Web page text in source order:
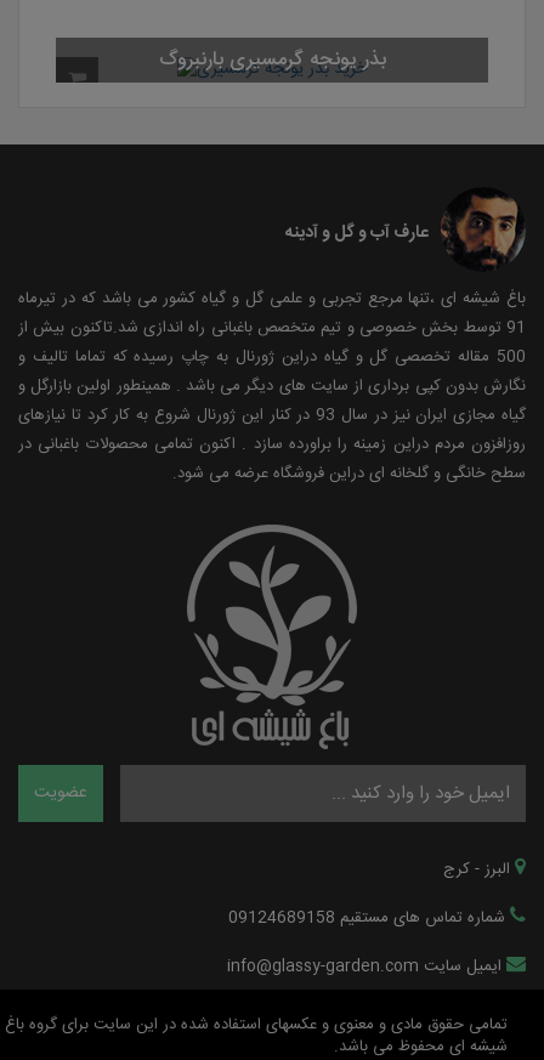
بذر یونجه گرمسیری بارنبروگ
عارف آب و گل و آدینه
باغ شیشه ای ،تنها مرجع تجربی و علمی گل و گیاه کشور می باشد که در تیرماه
91 توسط بخش خصوصی و تیم متخصص باغبانی راه اندازی شد.تاکنون بیش از
500 مقاله تخصصی گل و گیاه دراین ژورنال به چاپ رسیده که تماما تالیف و
نگارش بدون کپی برداری از سایت های دیگر می باشد . همینطور اولین بازارگل و
گیاه مجازی ایران نیز در سال 93 در کنار این ژورنال شروع به کار کرد تا نیازهای
روزافزون مردم دراین زمینه را براورده سازد . اکنون تمامی محصولات باغبانی در
سطح خانگی و گلخانه ای دراین فروشگاه عرضه می شود.
البرز - کرج
شماره تماس های مستقیم 09124689158
ایمیل سایت info@glassy-garden.com
تمامی حقوق مادی و معنوی و عکسهای استفاده شده در این سایت برای گروه باغ
شیشه ای محفوظ می باشد.